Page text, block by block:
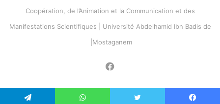
Coopération, de l’Animation et la Communication et des
Manifestations Scientifiques | Université Abdelhamid Ibn Badis de
Mostaganem|
فيسبوك